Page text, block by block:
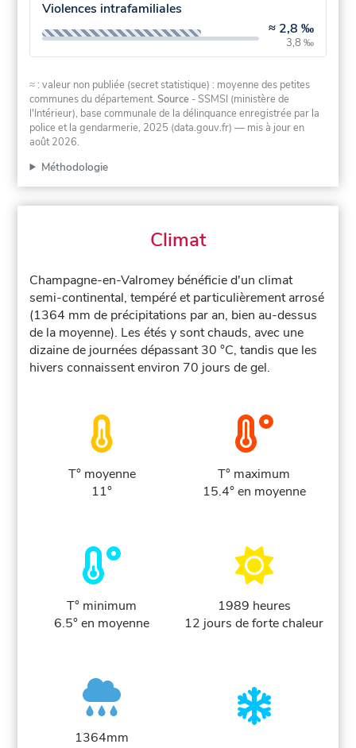
Violences intrafamiliales
≈ 2,8 ‰
3,8 ‰
≈ : valeur non publiée (secret statistique) : moyenne des petites
communes du département.Source - SSMSI (ministère de
l'Intérieur), base communale de la délinquance enregistrée par la
police et la gendarmerie, 2025 (data.gouv.fr) — mis à jour en
août 2026.
Méthodologie
Climat
Champagne-en-Valromey bénéficie d'un climat
semi-continental, tempéré et particulièrement arrosé
(1364 mm de précipitations par an, bien au-dessus
de la moyenne). Les étés y sont chauds, avec une
dizaine de journées dépassant 30 °C, tandis que les
hivers connaissent environ 70 jours de gel.
T° moyenne
11°
T° maximum
15.4° en moyenne
T° minimum
6.5° en moyenne
1989 heures
12 jours de forte chaleur
1364mm